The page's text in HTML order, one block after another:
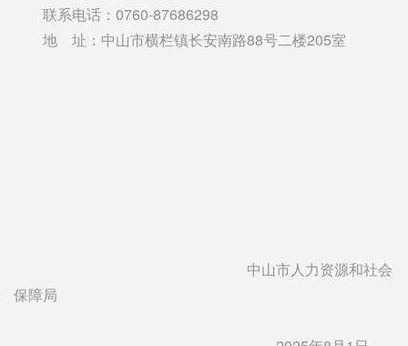
联系电话：0760-87686298
地 址：中山市横栏镇长安南路88号二楼205室
中山市人力资源和社会
保障局